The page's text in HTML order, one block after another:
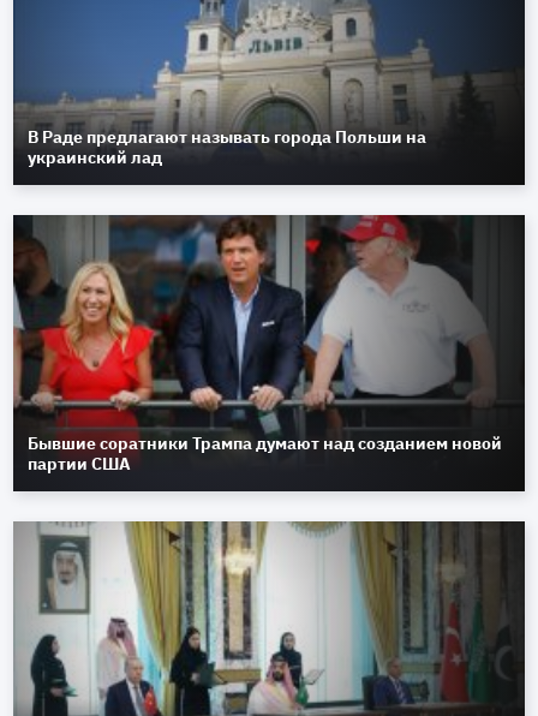
В Раде предлагают называть города Польши на
украинский лад
Бывшие соратники Трампа думают над созданием новой
партии США